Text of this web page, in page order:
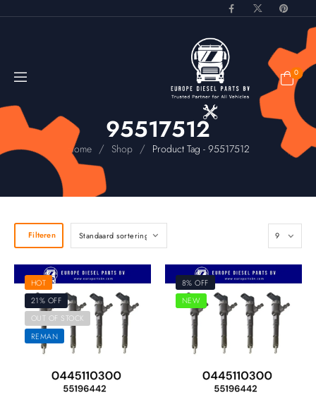
0
95517512
Home / Shop / Product Tag - 95517512
Filteren
HOT
21% OFF
OUT OF STOCK
REMAN
8% OFF
NEW